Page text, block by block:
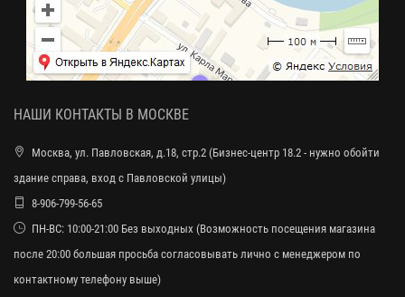
НАШИ КОНТАКТЫ В МОСКВЕ
Москва, ул. Павловская, д.18, стр.2 (Бизнес-центр 18.2 - нужно обойти
здание справа, вход с Павловской улицы)
8-906-799-56-65
ПН-ВС: 10:00-21:00 Без выходных (Возможность посещения магазина
после 20:00 большая просьба согласовывать лично с менеджером по
контактному телефону выше)